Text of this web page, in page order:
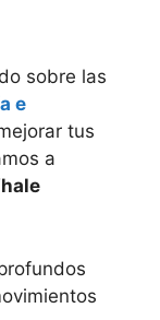
sobre las
e
tus
a